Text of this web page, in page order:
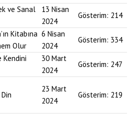
ve Sanal
13 Nisan
2024
Gösterim: 214
Kitabına
Olur
6 Nisan
2024
Gösterim: 334
Kendini
30 Mart
2024
Gösterim: 247
23 Mart
2024
Gösterim: 219